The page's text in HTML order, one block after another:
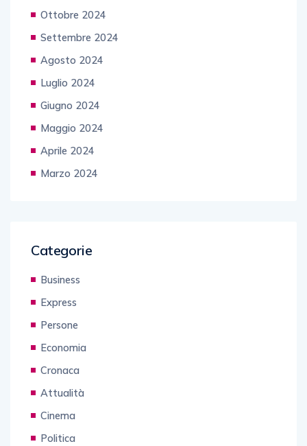
Ottobre 2024
Settembre 2024
Agosto 2024
Luglio 2024
Giugno 2024
Maggio 2024
Aprile 2024
Marzo 2024
Categorie
Business
Express
Persone
Economia
Cronaca
Attualità
Cinema
Politica